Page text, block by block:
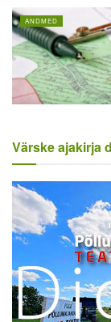
ANDMED
Värske ajakirja